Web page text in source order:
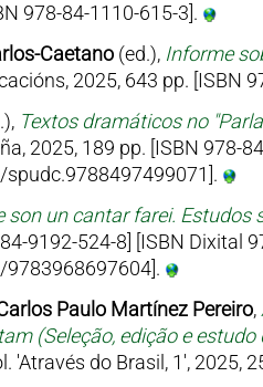
978-84-1110-615-3].
Caetano(ed.), Informe
2025, 643 pp.
Textos dramáticos no
2025, 189 pp. [ISBN 978-
son un cantar farei.
9192-524-8] [ISBN Dixital
Paulo Martínez Pereiro,
(Seleção, edição e
'Através do Brasil, 1', 2025,